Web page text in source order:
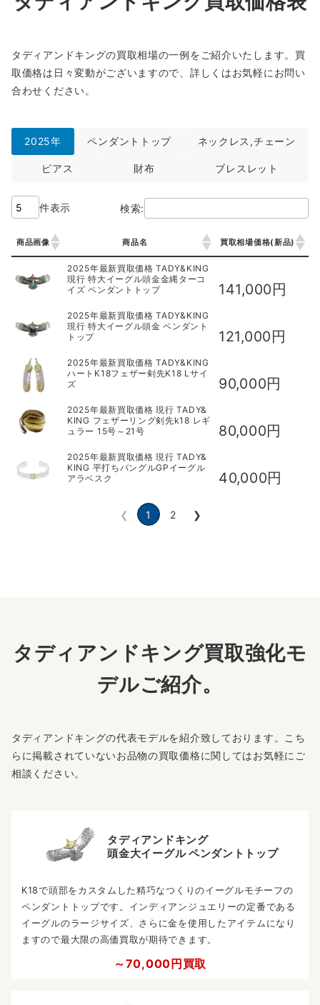
タディアンドキングの買取相場の一例をご紹介いたします。買
取価格は日々変動がございますので、詳しくはお気軽にお問い
合わせください。
2025年 ペンダントトップ ネックレス,チェーン
ピアス 財布 ブレスレット
件表示 検索:
商品画像 商品名 買取相場価格(新品)
商品名
2025年最新買取価格 TADY&KING
現行 特大イーグル頭金金縄ターコ
イズ ペンダントトップ
141,000円
2025年最新買取価格 TADY&KING
現行 特大イーグル頭金 ペンダント
トップ
121,000円
2025年最新買取価格 TADY&KING
ハートK18フェザー剣先K18 Lサイ
ズ
90,000円
2025年最新買取価格 現行 TADY&
KING フェザーリング剣先k18 レギ
ュラー 15号～21号
80,000円
2025年最新買取価格 現行 TADY&
KING 平打ちバングルGPイーグル
アラベスク
40,000円
❮ 1 2 ❯
タディアンドキング買取強化モ
デルご紹介。
タディアンドキングの代表モデルを紹介致しております。こち
らに掲載されていないお品物の買取価格に関してはお気軽にご
相談ください。
タディアンドキング
頭金大イーグル ペンダントトップ
K18で頭部をカスタムした精巧なつくりのイーグルモチーフの
ペンダントトップです。インディアンジュエリーの定番である
イーグルのラージサイズ、さらに金を使用したアイテムになり
ますので最大限の高価買取が期待できます。
～70,000円買取